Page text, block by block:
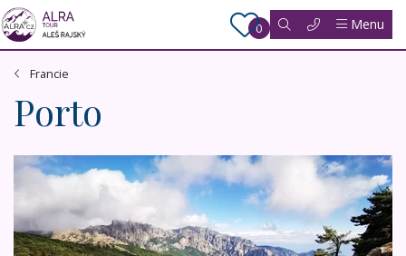
0 Menu
Francie
Porto
Romantická Korsika - varianta s horami, vodopády a